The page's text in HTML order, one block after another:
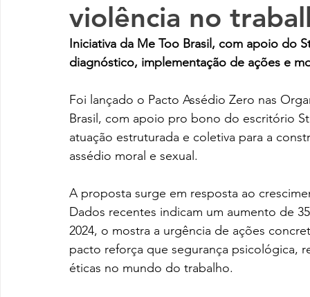
violência no
Iniciativa da Me Too Brasil, com apoio do
diagnóstico, implementação de ações e
Foi lançado o Pacto Assédio Zero nas
Brasil, com apoio pro bono do escritório
atuação estruturada e coletiva para a
assédio moral e sexual.
A proposta surge em resposta ao
Dados recentes indicam um aumento de
2024, o mostra a urgência de ações
pacto reforça que segurança psicológica,
éticas no mundo do trabalho.